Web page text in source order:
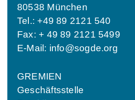
80538 München
Tel.: +49 89 2121 540
Fax: + 49 89 2121 5499
E-Mail: info@sogde.org
GREMIEN
Geschäftsstelle